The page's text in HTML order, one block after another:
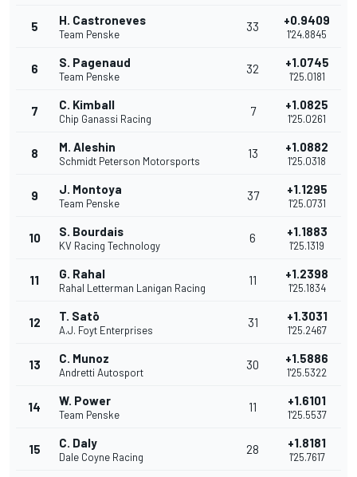
5 H. Castroneves
Team Penske
33 +0.9409
1'24.8845
6 S. Pagenaud
Team Penske
32 +1.0745
1'25.0181
7 C. Kimball
Chip Ganassi Racing
7 +1.0825
1'25.0261
8 M. Aleshin
Schmidt Peterson Motorsports
13 +1.0882
1'25.0318
9 J. Montoya
Team Penske
37 +1.1295
1'25.0731
10 S. Bourdais
KV Racing Technology
6 +1.1883
1'25.1319
11 G. Rahal
Rahal Letterman Lanigan Racing
11 +1.2398
1'25.1834
12 T. Satō
A.J. Foyt Enterprises
31 +1.3031
1'25.2467
13 C. Munoz
Andretti Autosport
30 +1.5886
1'25.5322
14 W. Power
Team Penske
11 +1.6101
1'25.5537
15 C. Daly
Dale Coyne Racing
28 +1.8181
1'25.7617